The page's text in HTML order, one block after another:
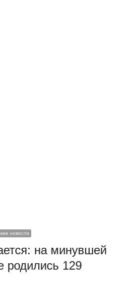
новости
на минувшей
родились 129